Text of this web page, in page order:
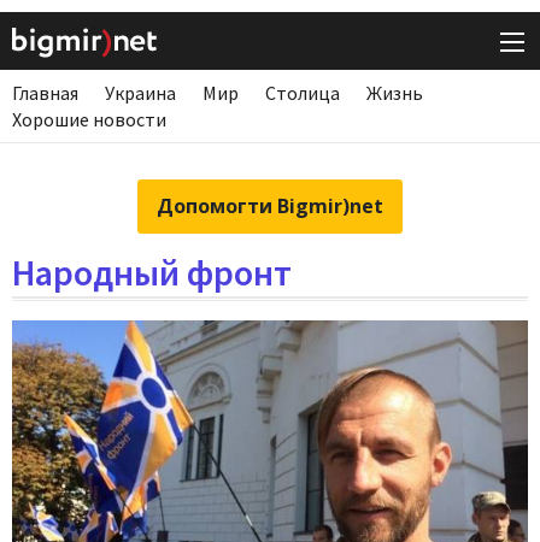
Главная Украина Мир Столица
Жизнь
Хорошие новости
Допомогти Bigmir)net
Народный фронт